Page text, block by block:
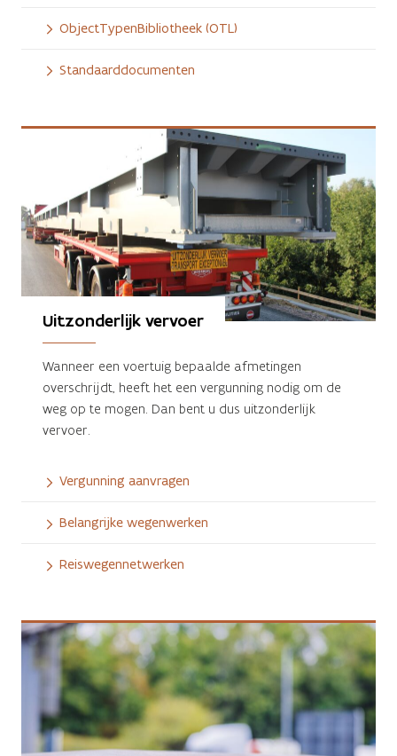
ObjectTypenBibliotheek (OTL)
Standaarddocumenten
Uitzonderlijk vervoer
Wanneer een voertuig bepaalde afmetingen
overschrijdt, heeft het een vergunning nodig om de
weg op te mogen. Dan bent u dus uitzonderlijk
vervoer.
Vergunning aanvragen
Belangrijke wegenwerken
Reiswegennetwerken